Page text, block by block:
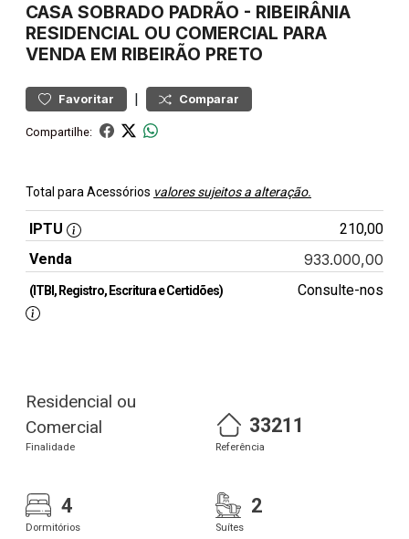
CASA SOBRADO PADRÃO - RIBEIRÂNIA
RESIDENCIAL OU COMERCIAL PARA
VENDA EM RIBEIRÃO PRETO
Favoritar | Comparar
Compartilhe:
Total para Acessórios valores sujeitos a alteração.
IPTU
210,00
Venda
933.000,00
(ITBI, Registro, Escritura e Certidões) Consulte-nos
Residencial ou
Comercial
Finalidade
33211
Referência
4
Dormitórios
2
Suítes